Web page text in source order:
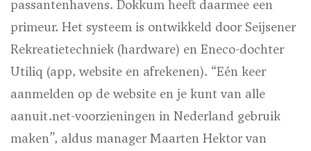
passantenhavens. Dokkum heeft daarmee een
primeur. Het systeem is ontwikkeld door Seijsener
Rekreatietechniek (hardware) en Eneco-dochter
Utiliq (app, website en afrekenen). “Eén keer
aanmelden op de website en je kunt van alle
aanuit.net-voorzieningen in Nederland gebruik
maken”, aldus manager Maarten Hektor van